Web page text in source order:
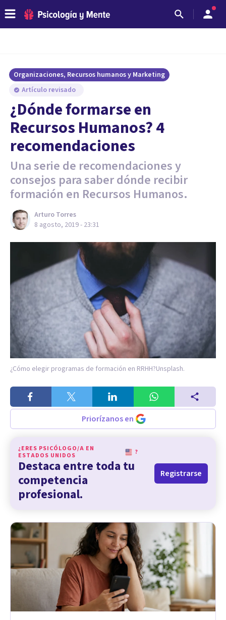
Organizaciones, Recursos humanos y Marketing
Artículo revisado
¿Dónde formarse en
Recursos Humanos? 4
recomendaciones
Una serie de recomendaciones y
consejos para saber dónde recibir
formación en Recursos Humanos.
Arturo Torres
8 agosto, 2019 - 23:31
¿Cómo elegir programas de formación en RRHH?Unsplash.
Priorízanos en
¿ERES PSICÓLOGO/A EN
ESTADOS UNIDOS
?
Destaca entre toda tu
competencia
profesional.
Registrarse